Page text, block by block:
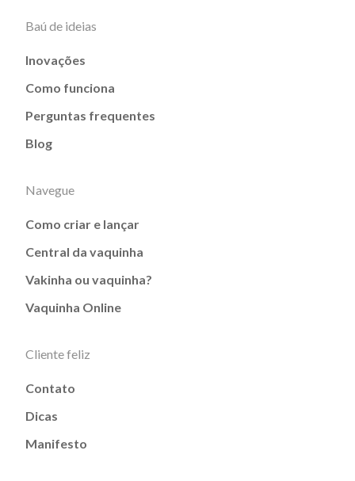
Baú de ideias
Inovações
Como funciona
Perguntas frequentes
Blog
Navegue
Como criar e lançar
Central da vaquinha
Vakinha ou vaquinha?
Vaquinha Online
Cliente feliz
Contato
Dicas
Manifesto